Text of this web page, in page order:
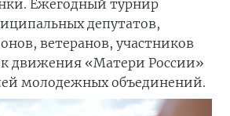
Ежегодный турнир
депутатов,
ветеранов, участников
движения «Матери России»
молодежных объединений.